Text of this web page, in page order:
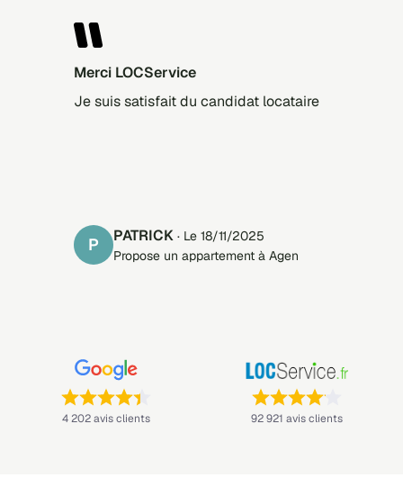
Merci LOCService
Je suis satisfait du candidat locataire
P PATRICK · Le 18/11/2025
Propose un appartement à Agen
Note : 4,4 sur 5 —
4 202 avis clients Note : 4,1 sur 5 —
92 921 avis clients